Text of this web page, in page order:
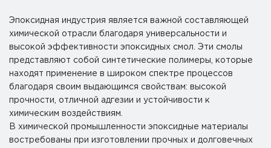
Эпоксидная индустрия является важной составляющей
химической отрасли благодаря универсальности и
высокой эффективности эпоксидных смол. Эти смолы
представляют собой синтетические полимеры, которые
находят применение в широком спектре процессов
благодаря своим выдающимся свойствам: высокой
прочности, отличной адгезии и устойчивости к
химическим воздействиям.
В химической промышленности эпоксидные материалы
востребованы при изготовлении прочных и долговечных